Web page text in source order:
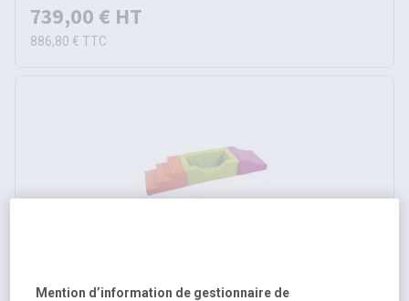
739,00 € HT
886,80 € TTC
Mention d’information de gestionnaire de